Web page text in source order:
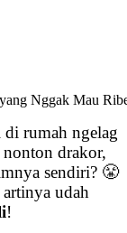
Nggak Mau
rumah ngelag
drakor,
sendiri? 😤
udah
!